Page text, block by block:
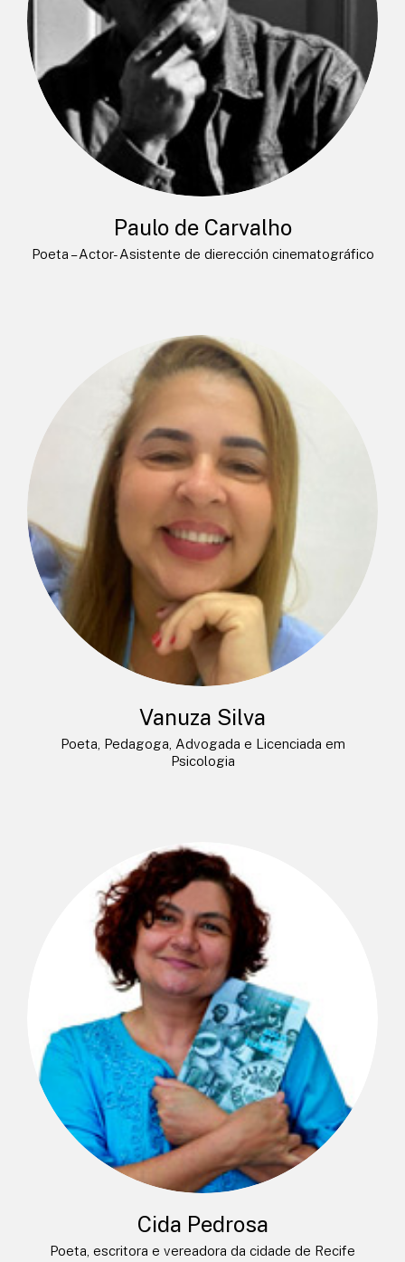
Paulo de Carvalho
Poeta – Actor- Asistente de dierección cinematográfico
Vanuza Silva
Poeta, Pedagoga, Advogada e Licenciada em
Psicologia
Cida Pedrosa
Poeta, escritora e vereadora da cidade de Recife